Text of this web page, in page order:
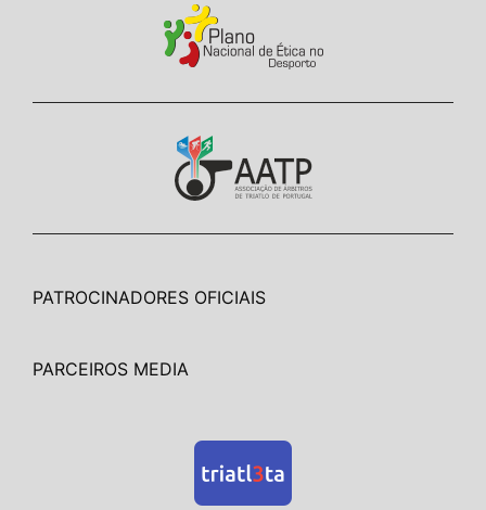
PATROCINADORES OFICIAIS
PARCEIROS MEDIA